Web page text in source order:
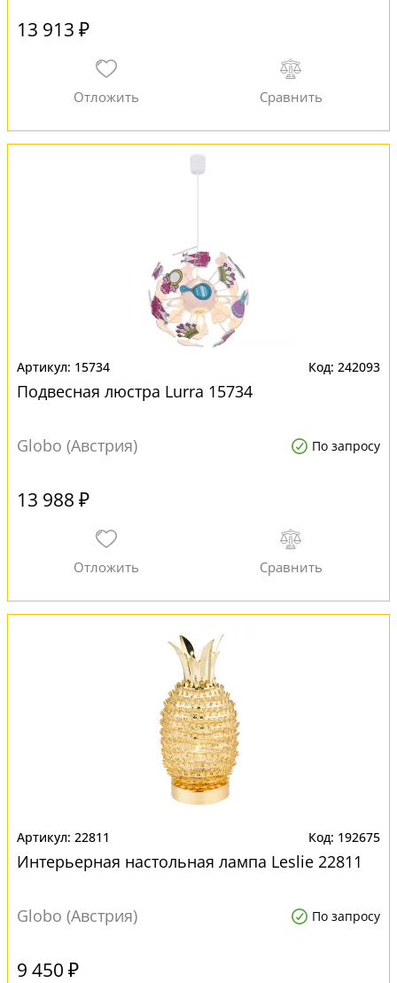
13 913 ₽
15734 242093
Подвесная люстра Lurra 15734
Globo (Австрия) По запросу
13 988 ₽
22811 192675
Интерьерная настольная лампа Leslie 22811
Globo (Австрия) По запросу
9 450 ₽